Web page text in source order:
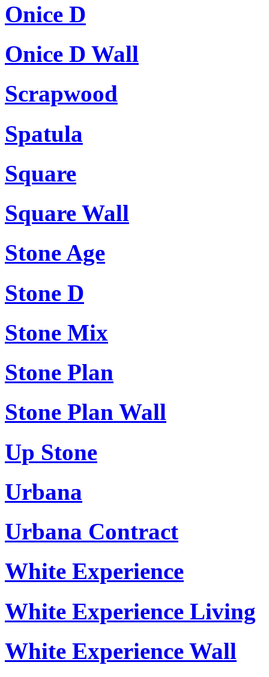
Onice D
Onice D Wall
Scrapwood
Spatula
Square
Square Wall
Stone Age
Stone D
Stone Mix
Stone Plan
Stone Plan Wall
Up Stone
Urbana
Urbana Contract
White Experience
White Experience Living
White Experience Wall